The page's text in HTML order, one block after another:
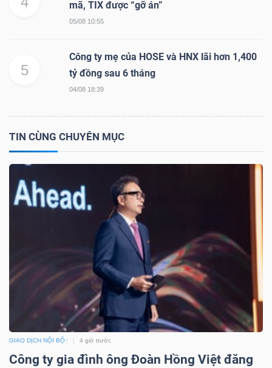
mã, TIX được “gỡ án”
05/08 10:55
5
Công ty mẹ của HOSE và HNX lãi hơn 1,400
tỷ đồng sau 6 tháng
04/08 18:39
TIN CÙNG CHUYÊN MỤC
GIAO DỊCH NỘI BỘ 4 giờ trước
Công ty gia đình ông Đoàn Hồng Việt đăng
YẾU
YẾU
CHĂM
CHÍNH